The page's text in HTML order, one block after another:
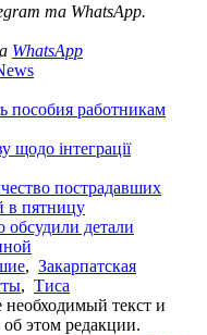
та WhatsApp.
WhatsApp
пособия работникам
щодо інтеграції
пострадавших
в пятницу
обсудили детали
, Закарпатская
, Тиса
текст и
этом редакции.